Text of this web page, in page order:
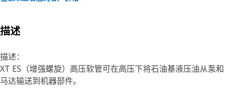
描述
描述：
XT ES（增强螺旋）高压软管可在高压下将石油基液压油从泵和
马达输送到机器部件。